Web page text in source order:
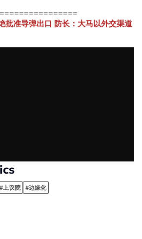
批准导弹出口 防长：大马以外交渠道
#上议院 #边缘化